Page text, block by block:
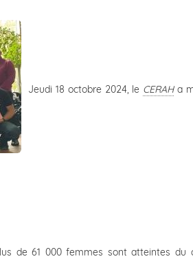
Jeudi 18 octobre 2024, le CERAHa
de 61 000 femmes sont atteintes